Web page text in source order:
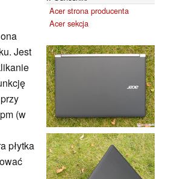
Jest
(w
płytka
Acer strona producenta
Acer sekcja